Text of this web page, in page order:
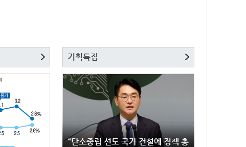
기획특집
“탄소중립 선도 국가 건설에 정책 총